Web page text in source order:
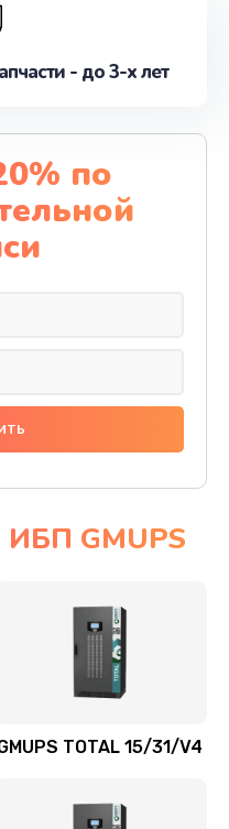
- до 3-х лет
по
GMUPS
TOTAL 15/31/V4